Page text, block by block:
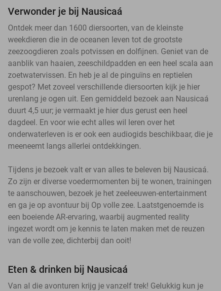
Verwonder je bij Nausicaá
Ontdek meer dan 1600 diersoorten, van de kleinste
weekdieren die in de oceanen leven tot de grootste
zeezoogdieren zoals potvissen en dolfijnen. Geniet van de
aanblik van haaien, zeeschildpadden en een heel scala aan
zoetwatervissen. En heb je al de pinguïns en reptielen
gespot? Met zoveel verschillende diersoorten kijk je hier
urenlang je ogen uit. Een gemiddeld bezoek aan Nausicaá
duurt 4,5 uur; je vermaakt je hier dus gerust een heel
dagdeel. En voor wie echt alles wil leren over het
onderwaterleven is er ook een audiogids beschikbaar, die je
meeneemt langs allerlei ontdekkingen.
Tijdens je bezoek valt er van alles te beleven bij Nausicaá.
Zo zijn er diverse voedermomenten bij te wonen, trainingen
te aanschouwen, bezoek je het zeeleeuwen-entertainment
en ga je op avontuur bij Op volle zee. Laatstgenoemde is
een boeiende AR-ervaring, waarbij augmented reality
ingezet wordt om je kennis te laten maken met de reuzen
van de volle zee, dichterbij dan ooit!
Eten & drinken bij Nausicaá
Van al die avonturen krijg je vanzelf trek! Gelukkig kun je